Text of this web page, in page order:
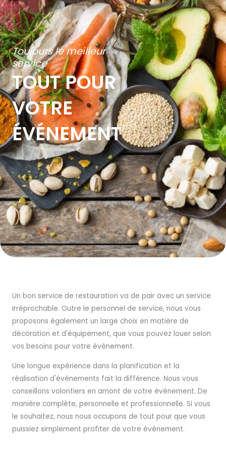
Toujours le meilleur
service
TOUT POUR
VOTRE
ÉVÉNEMENT
Un bon service de restauration va de pair avec un service
irréprochable. Outre le personnel de service, nous vous
proposons également un large choix en matière de
décoration et d'équipement, que vous pouvez louer selon
vos besoins pour votre événement.
Une longue expérience dans la planification et la
réalisation d'événements fait la différence. Nous vous
conseillons volontiers en amont de votre événement. De
manière complète, personnelle et professionnelle. Si vous
le souhaitez, nous nous occupons de tout pour que vous
puissiez simplement profiter de votre événement.